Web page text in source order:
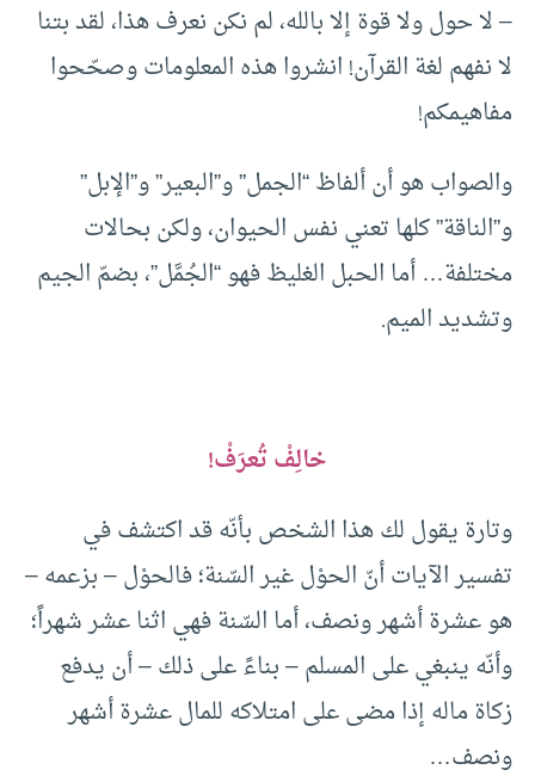
– لا حول ولا قوة إلا بالله، لم نكن نعرف هذا، لقد بتنا
لا نفهم لغة القرآن! انشروا هذه المعلومات وصحّحوا
مفاهيمكم!
والصواب هو أن ألفاظ “الجمل” و”البعير” و”الإبل”
و”الناقة” كلها تعني نفس الحيوان، ولكن بحالات
مختلفة… أما الحبل الغليظ فهو “الجُمَّل”، بضمّ الجيم
وتشديد الميم.
خالِفْ تُعرَفْ!
وتارة يقول لك هذا الشخص بأنّه قد اكتشف في
تفسير الآيات أنّ الحوْل غير السّنة؛ فالحوْل – بزعمه –
هو عشرة أشهر ونصف، أما السّنة فهي اثنا عشر شهراً؛
وأنّه ينبغي على المسلم – بناءً على ذلك – أن يدفع
زكاة ماله إذا مضى على امتلاكه للمال عشرة أشهر
ونصف…